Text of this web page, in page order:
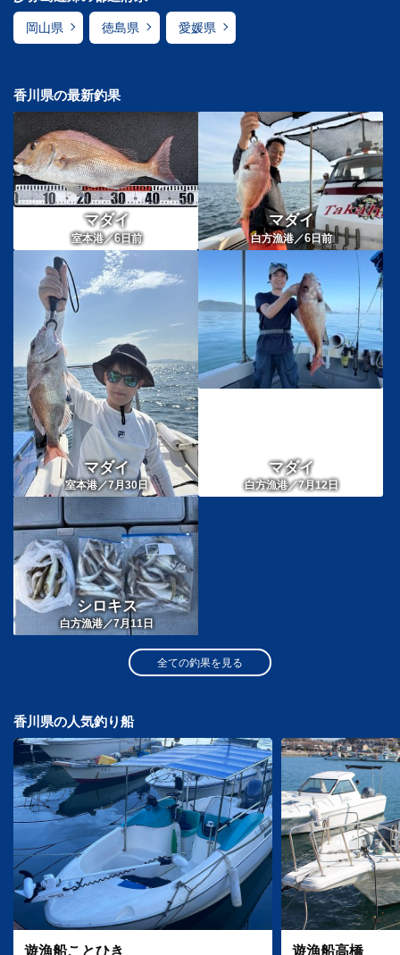
岡山県 徳島県 愛媛県
香川県の最新釣果
マダイ
室本港／6日前
マダイ
白方漁港／6 日前
マダイ
室本港／7月30日
マダイ
白方漁港／7月12日
シロキス
白方漁港／7月11日
全ての釣果を見る
香川県の人気釣り船
遊漁船ことひき 遊漁船高橋